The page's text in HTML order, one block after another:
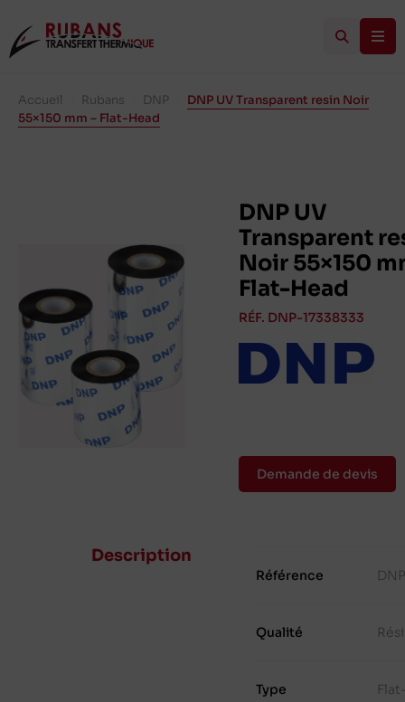
Accueil Rubans DNP
DNP UV Transparent resin Noir
55×150 mm – Flat-Head
DNP UV
Transparent
Noir 55×150
Flat-Head
RÉF. DNP-17338333
Demande de devis
Description
Référence
Qualité
Type